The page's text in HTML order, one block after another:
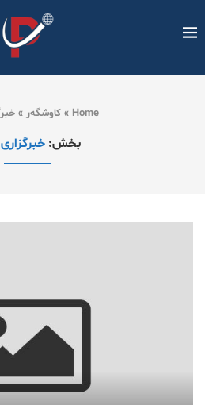
Home
»کاوشگەر »
بخش: